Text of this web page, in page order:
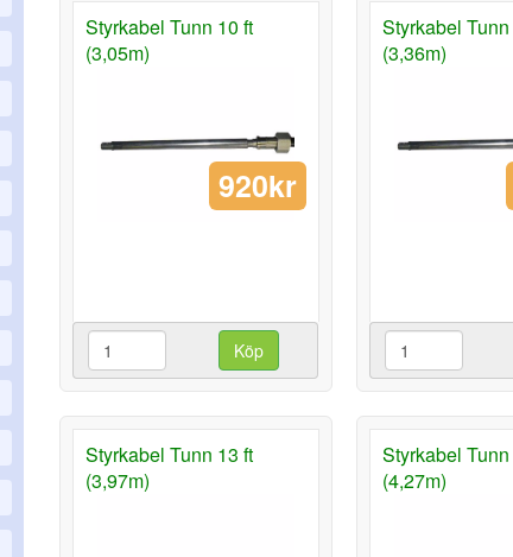
Styrkabel Tunn 10 ft
(3,05m)
920kr
Köp
Styrkabel
(3,36m)
Styrkabel Tunn 13 ft
(3,97m)
Styrkabel
(4,27m)